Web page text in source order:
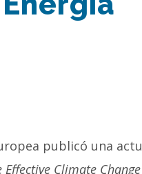
publicó una
Climate Change